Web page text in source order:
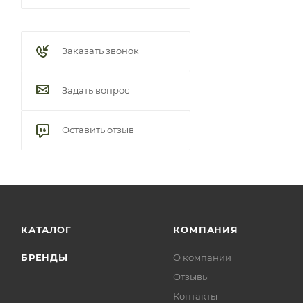
Заказать звонок
Задать вопрос
Оставить отзыв
КАТАЛОГ
БРЕНДЫ
КОМПАНИЯ
О компании
Отзывы
Контакты